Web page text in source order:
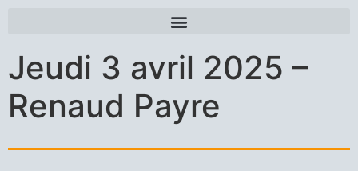
Jeudi 3 avril 2025 –
Renaud Payre